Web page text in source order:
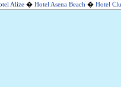
Alize � Hotel Asena Beach � Hotel